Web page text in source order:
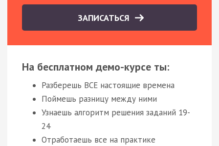
ЗАПИСАТЬСЯ
На бесплатном демо-курсе ты:
Разберешь ВСЕ настоящие времена
Поймешь разницу между ними
Узнаешь алгоритм решения заданий 19-
24
Отработаешь все на практике